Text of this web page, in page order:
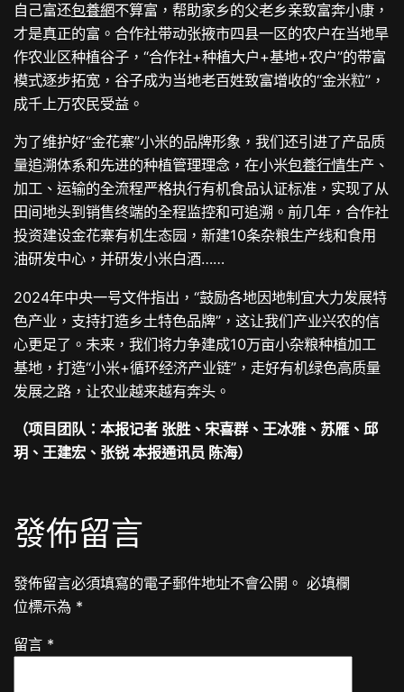
自己富还包養網不算富，帮助家乡的父老乡亲致富奔小康，
才是真正的富。合作社带动张掖市四县一区的农户在当地旱
作农业区种植谷子，“合作社+种植大户+基地+农户”的带富
模式逐步拓宽，谷子成为当地老百姓致富增收的“金米粒”，
成千上万农民受益。
为了维护好“金花寨”小米的品牌形象，我们还引进了产品质
量追溯体系和先进的种植管理理念，在小米包養行情生产、
加工、运输的全流程严格执行有机食品认证标准，实现了从
田间地头到销售终端的全程监控和可追溯。前几年，合作社
投资建设金花寨有机生态园，新建10条杂粮生产线和食用
油研发中心，并研发小米白酒……
2024年中央一号文件指出，“鼓励各地因地制宜大力发展特
色产业，支持打造乡土特色品牌”，这让我们产业兴农的信
心更足了。未来，我们将力争建成10万亩小杂粮种植加工
基地，打造“小米+循环经济产业链”，走好有机绿色高质量
发展之路，让农业越来越有奔头。
（项目团队：本报记者 张胜、宋喜群、王冰雅、苏雁、邱
玥、王建宏、张锐 本报通讯员 陈海）
發佈留言
發佈留言必須填寫的電子郵件地址不會公開。 必填欄
位標示為 *
留言 *